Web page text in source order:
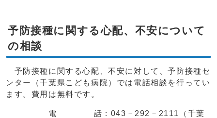
予防接種に関する心配、不安について
の相談
予防接種に関する心配、不安に対して、予防接種セ
ンター（千葉県こども病院）では電話相談を行ってい
ます。費用は無料です。
電 話：043－292－2111（千葉